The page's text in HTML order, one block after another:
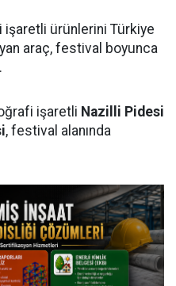
ürünlerini Türkiye
araç, festival boyunca
işaretli Nazilli Pidesi
, festival alanında